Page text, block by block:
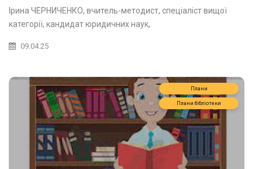
Ірина ЧЕРНИЧЕНКО, вчитель-методист, спеціаліст вищої
категорії, кандидат юридичних наук,
09.04.25
Плани
Плани бібліотеки